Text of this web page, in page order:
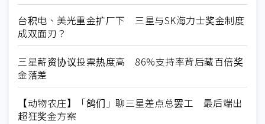
台积电、美光重金扩厂下 三星与SK海力士奖金制度
成双面刃？
三星薪资协议投票热度高 86%支持率背后藏百倍奖
金落差
【动物农庄】「鸽们」聊三星差点总罢工 最后端出
超狂奖金方案